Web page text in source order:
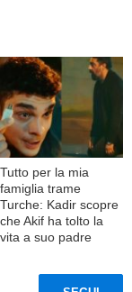
Tutto per la mia
famiglia trame
Turche: Kadir scopre
che Akif ha tolto la
vita a suo padre